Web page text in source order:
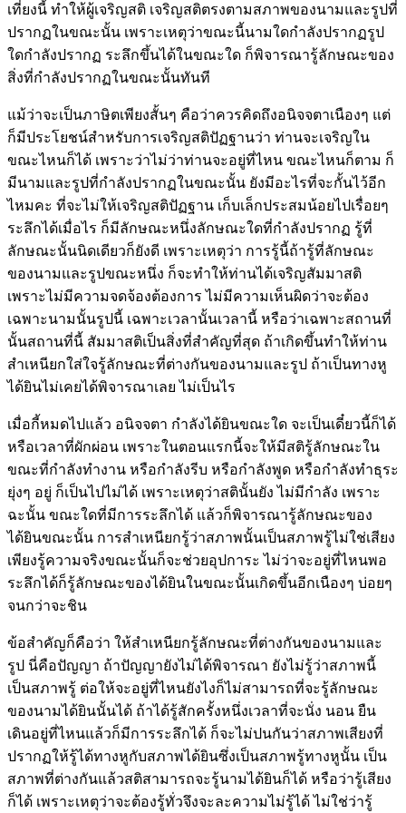
เที่ยงนี้ ทำให้ผู้เจริญสติ เจริญสติตรงตามสภาพของนามและรูปที่
ปรากฏในขณะนั้น เพราะเหตุว่าขณะนี้นามใดกำลังปรากฏรูป
ใดกำลังปรากฏ ระลึกขึ้นได้ในขณะใด ก็พิจารณารู้ลักษณะของ
สิ่งที่กำลังปรากฏในขณะนั้นทันที
แม้ว่าจะเป็นภาษิตเพียงสั้นๆ คือว่าควรคิดถึงอนิจจตาเนืองๆ แต่
ก็มีประโยชน์สำหรับการเจริญสติปัฏฐานว่า ท่านจะเจริญใน
ขณะไหนก็ได้ เพราะว่าไม่ว่าท่านจะอยู่ที่ไหน ขณะไหนก็ตาม ก็
มีนามและรูปที่กำลังปรากฏในขณะนั้น ยังมีอะไรที่จะกั้นไว้อีก
ไหมคะ ที่จะไม่ให้เจริญสติปัฏฐาน เก็บเล็กประสมน้อยไปเรื่อยๆ
ระลึกได้เมื่อไร ก็มีลักษณะหนึ่งลักษณะใดที่กำลังปรากฏ รู้ที่
ลักษณะนั้นนิดเดียวก็ยังดี เพราะเหตุว่า การรู้นี้ถ้ารู้ที่ลักษณะ
ของนามและรูปขณะหนึ่ง ก็จะทำให้ท่านได้เจริญสัมมาสติ
เพราะไม่มีความจดจ้องต้องการ ไม่มีความเห็นผิดว่าจะต้อง
เฉพาะนามนั้นรูปนี้ เฉพาะเวลานั้นเวลานี้ หรือว่าเฉพาะสถานที่
นั้นสถานที่นี้ สัมมาสติเป็นสิ่งที่สำคัญที่สุด ถ้าเกิดขึ้นทำให้ท่าน
สำเหนียกใส่ใจรู้ลักษณะที่ต่างกันของนามและรูป ถ้าเป็นทางหู
ได้ยินไม่เคยได้พิจารณาเลย ไม่เป็นไร
เมื่อกี้หมดไปแล้ว อนิจจตา กำลังได้ยินขณะใด จะเป็นเดี๋ยวนี้ก็ได้
หรือเวลาที่ผักผ่อน เพราะในตอนแรกนี้จะให้มีสติรู้ลักษณะใน
ขณะที่กำลังทำงาน หรือกำลังรีบ หรือกำลังพูด หรือกำลังทำธุระ
ยุ่งๆ อยู่ ก็เป็นไปไม่ได้ เพราะเหตุว่าสตินั้นยัง ไม่มีกำลัง เพราะ
ฉะนั้น ขณะใดที่มีการระลึกได้ แล้วก็พิจารณารู้ลักษณะของ
ได้ยินขณะนั้น การสำเหนียกรู้ว่าสภาพนั้นเป็นสภาพรู้ไม่ใช่เสียง
เพียงรู้ความจริงขณะนั้นก็จะช่วยอุปการะ ไม่ว่าจะอยู่ที่ไหนพอ
ระลึกได้ก็รู้ลักษณะของได้ยินในขณะนั้นเกิดขึ้นอีกเนืองๆ บ่อยๆ
จนกว่าจะชิน
ข้อสำคัญก็คือว่า ให้สำเหนียกรู้ลักษณะที่ต่างกันของนามและ
รูป นี่คือปัญญา ถ้าปัญญายังไม่ได้พิจารณา ยังไม่รู้ว่าสภาพนี้
เป็นสภาพรู้ ต่อให้จะอยู่ที่ไหนยังไงก็ไม่สามารถที่จะรู้ลักษณะ
ของนามได้ยินนั้นได้ ถ้าได้รู้สักครั้งหนึ่งเวลาที่จะนั่ง นอน ยืน
เดินอยู่ที่ไหนแล้วก็มีการระลึกได้ ก็จะไม่ปนกันว่าสภาพเสียงที่
ปรากฏให้รู้ได้ทางหูกับสภาพได้ยินซึ่งเป็นสภาพรู้ทางหูนั้น เป็น
สภาพที่ต่างกันแล้วสติสามารถจะรู้นามได้ยินก็ได้ หรือว่ารู้เสียง
ก็ได้ เพราะเหตุว่าจะต้องรู้ทั่วจึงจะละความไม่รู้ได้ ไม่ใช่ว่ารู้